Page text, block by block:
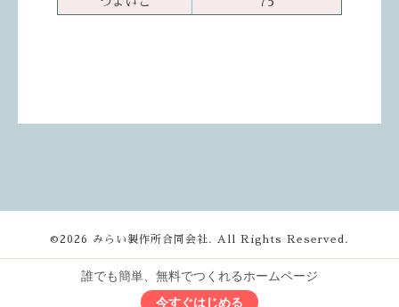
©2026 みらい製作所合同会社. All Rights Reserved.
誰でも簡単、無料でつくれるホームページ
今すぐはじめる